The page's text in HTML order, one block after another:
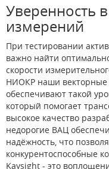
Уверенность
измерений
При тестировании
важно найти
скорости
НИОКР наши векторные
обеспечивают такой
который помогает
высокое качество
недорогие ВАЦ
надёжность, что
конкурентоспособные
Kaysight - это